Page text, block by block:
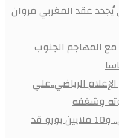
يُجدد عقد المغربي مروان
المهاجم الجنوب
الرياضي..علي
وشغفه
برشلونة يعيد فتح ملف أوناحي.. و10 ملايين يورو قد